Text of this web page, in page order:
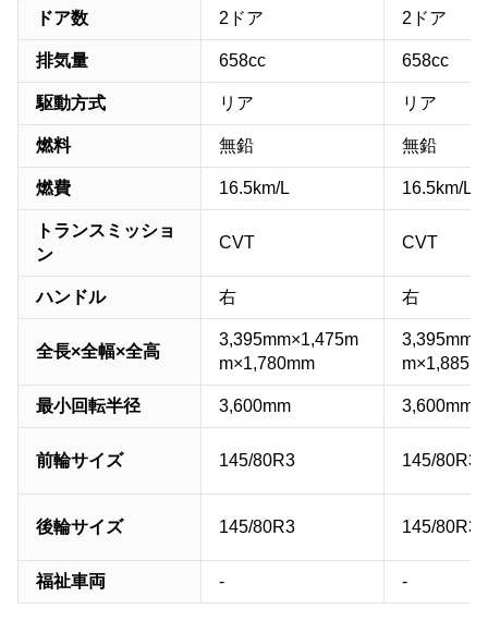
ドア数 2ドア 2ドア
排気量 658cc 658cc
駆動方式 リア リア
燃料 無鉛 無鉛
燃費 16.5km/L 16.5km/L
トランスミッショ
ン
CVT CVT
ハンドル 右 右
全長×全幅×全高
3,395mm×1,475m
m×1,780mm
最小回転半径 3,600mm 3,600mm
前輪サイズ 145/80R3 145/80R3
後輪サイズ 145/80R3 145/80R3
福祉車両 - -